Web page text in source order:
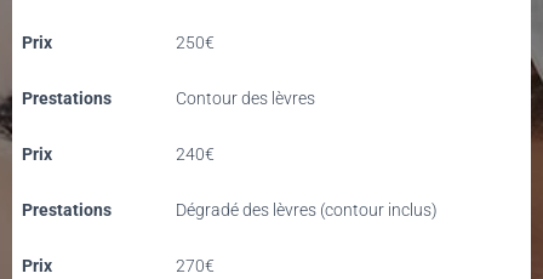
Prix 250€
Prestations Contour des lèvres
Prix 240€
Prestations Dégradé des lèvres (contour inclus)
Prix 270€